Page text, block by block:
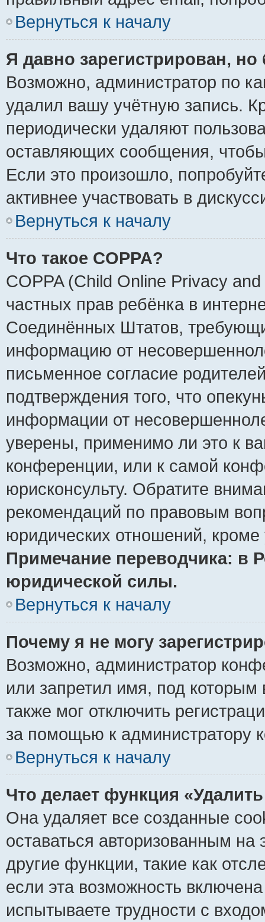
Вернуться к началу
Я давно зарегистрирован,
Возможно, администратор по
удалил вашу учётную запись.
периодически удаляют
оставляющих сообщения,
Если это произошло,
активнее участвовать в
Вернуться к началу
Что такое COPPA?
COPPA (Child Online Privacy
частных прав ребёнка в
Соединённых Штатов,
информацию от
письменное согласие
подтверждения того, что
информации от
уверены, применимо ли это к
конференции, или к самой
юрисконсульту. Обратите
рекомендаций по правовым
юридических отношений,
Примечание переводчика: в
юридической силы.
Вернуться к началу
Почему я не могу
Возможно, администратор
или запретил имя, под которым
также мог отключить
за помощью к администратору
Вернуться к началу
Что делает функция
Она удаляет все созданные
оставаться авторизованным
другие функции, такие как
если эта возможность
испытываете трудности с